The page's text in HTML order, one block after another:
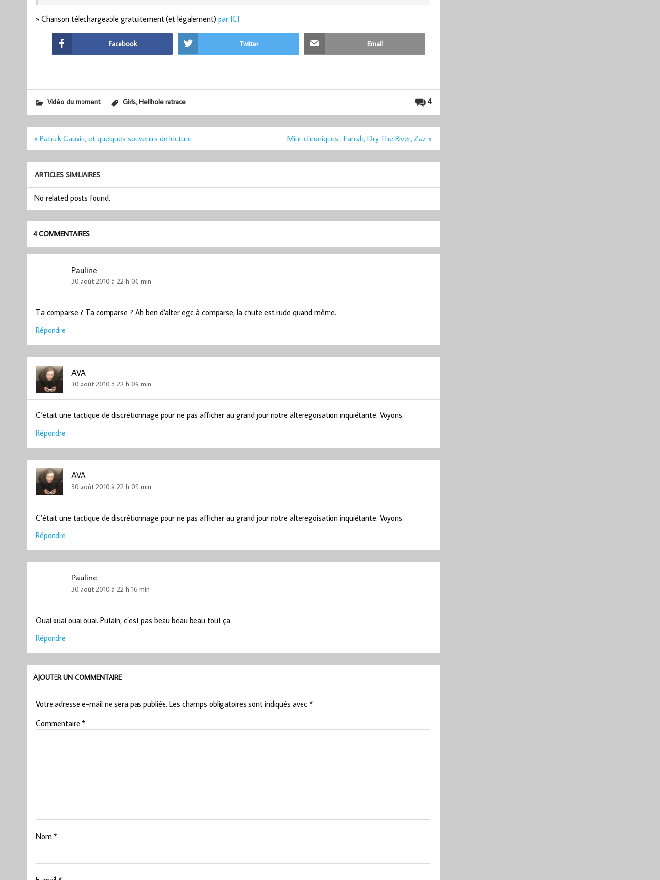
» Chanson téléchargeable gratuitement (et légalement) par ICI
Facebook Twitter Email
4
Vidéo du moment Girls, Hellhole ratrace
Navigation
l’article
« Patrick Cauvin, et quelques souvenirs de lecture Mini-chroniques : Farrah, Dry The River, Zaz »
ARTICLES SIMILIAIRES
No related posts found.
4 COMMENTAIRES
Pauline
30 août 2010 à 22 h 06 min
Ta comparse ? Ta comparse ? Ah ben d’alter ego à comparse, la chute est rude quand même.
Répondre
AVA
30 août 2010 à 22 h 09 min
C’était une tactique de discrétionnage pour ne pas afficher au grand jour notre alteregoisation inquiétante. Voyons.
Répondre
AVA
30 août 2010 à 22 h 09 min
C’était une tactique de discrétionnage pour ne pas afficher au grand jour notre alteregoisation inquiétante. Voyons.
Répondre
Pauline
30 août 2010 à 22 h 16 min
Ouai ouai ouai ouai. Putain, c’est pas beau beau beau tout ça.
Répondre
AJOUTER UN COMMENTAIRE
Votre adresse e-mail ne sera pas publiée. Les champs obligatoires sont indiqués avec *
Commentaire *
Nom *